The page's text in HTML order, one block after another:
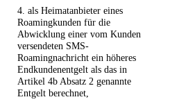
4. als Heimatanbieter eines
Roamingkunden für die
Abwicklung einer vom Kunden
versendeten SMS-
Roamingnachricht ein höheres
Endkundenentgelt als das in
Artikel 4b Absatz 2 genannte
Entgelt berechnet,